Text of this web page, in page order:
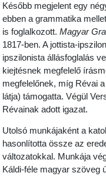
Később megjelent egy
ebben a grammatika
is foglalkozott.Magyar
1817-ben. A jottista-
ipszilonista állásfoglalás
kiejtésnek megfelelő
megfelelőnek, míg Révai
látja) támogatta. Végül
Révainak adott igazat.
Utolsó munkájaként a
hasonlította össze az
változatokkal. Munkája
Káldi-féle magyar szöveg